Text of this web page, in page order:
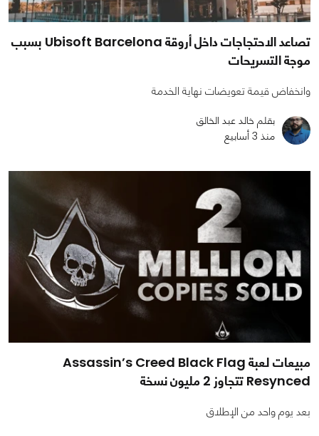
تصاعد الاحتجاجات داخل أروقة Ubisoft Barcelona بسبب
موجة التسريحات
وانخفاض قيمة تعويضات نهاية الخدمة
بقلم خالد عبد الخالق
منذ 3 أسابيع
مبيعات لعبة Assassin’s Creed Black Flag
Resynced تتجاوز 2 مليون نسخة
بعد يوم واحد من الإطلاق